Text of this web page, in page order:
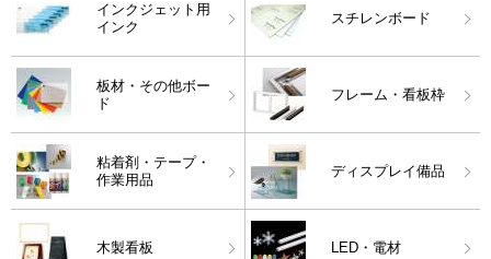
インクジェット用
インク
スチレンボード
板材・その他ボー
ド
フレーム・看板枠
粘着剤・テープ・
作業用品
ディスプレイ備品
木製看板 LED・電材